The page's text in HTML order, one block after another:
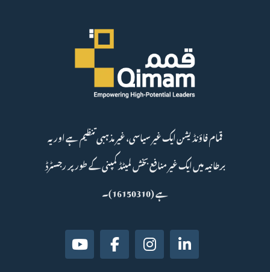
قمام فاؤنڈیشن ایک غیر سیاسی، غیر مذہبی تنظیم ہے اور یہ
برطانیہ میں ایک غیر منافع بخش لمیٹڈ کمپنی کے طور پر رجسٹرڈ
ہے (16150310)۔